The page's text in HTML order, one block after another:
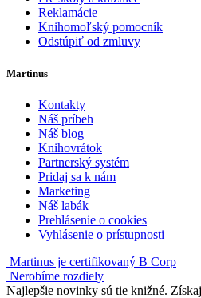
Reklamácie
Knihomoľský pomocník
Odstúpiť od zmluvy
Martinus
Kontakty
Náš príbeh
Náš blog
Knihovrátok
Partnerský systém
Pridaj sa k nám
Marketing
Náš labák
Prehlásenie o cookies
Vyhlásenie o prístupnosti
Martinus je certifikovaný B Corp
Nerobíme rozdiely
Najlepšie novinky sú tie knižné.